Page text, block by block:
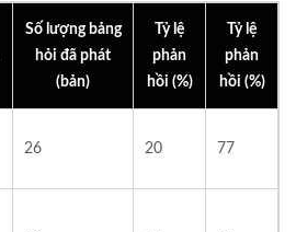
Số lượng bảng
hỏi đã phát
(bản)
Tỷ lệ
phản
hồi (%)
Tỷ lệ
phản
hồi (%)
26 20 77